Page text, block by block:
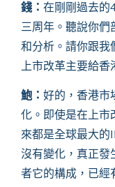
錢： 在剛剛過去的
三周年。聽說你們
和分析。請你跟我
上市改革主要給香
鮑： 好的，香港市
化。即使是在上市
來都是全球最大的
沒有變化，真正發
者它的構成，已經